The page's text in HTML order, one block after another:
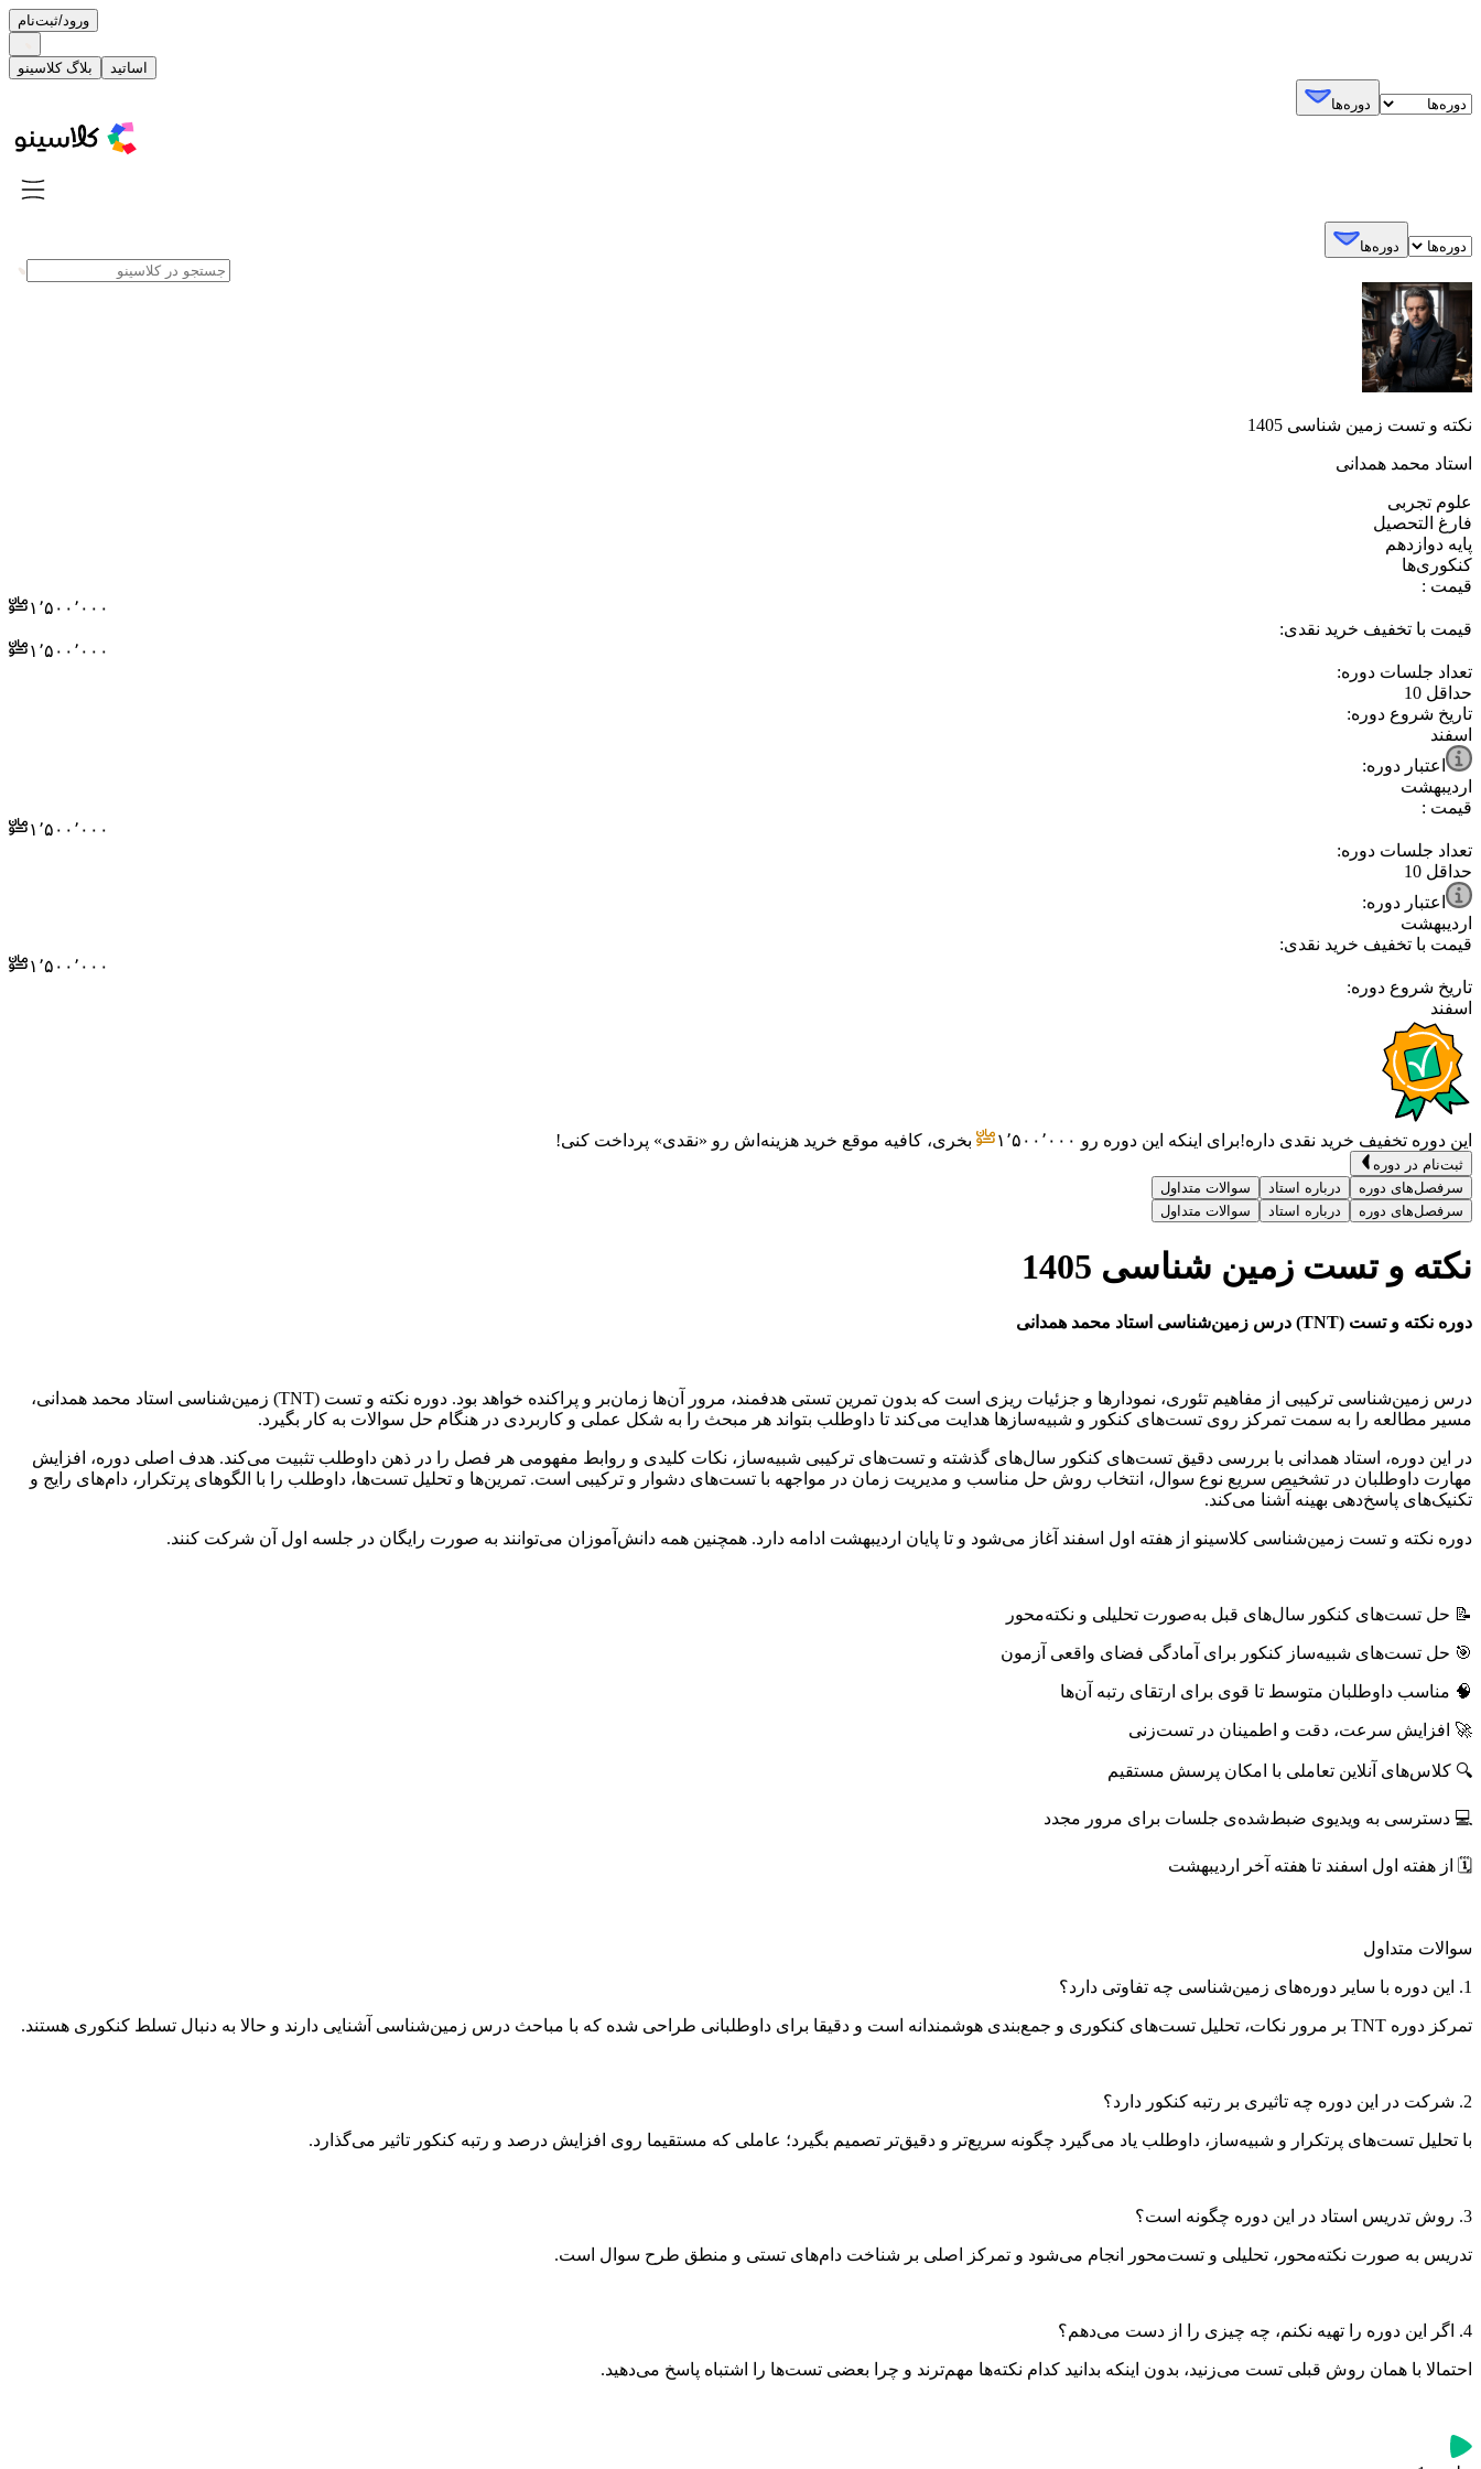
ورود/ثبت‌نام
بلاگ کلاسینو اساتید
دوره‌ها
دوره‌ها
نکته و تست زمین شناسی 1405
استاد محمد همدانی
⁧علوم تجربی⁩
⁧فارغ التحصیل⁩
⁧پایه دوازدهم⁩
⁧کنکوری‌ها⁩
قیمت :
۱٬۵۰۰٬۰۰۰
قیمت با تخفیف خرید نقدی:
۱٬۵۰۰٬۰۰۰
تعداد جلسات دوره:
حداقل 10
تاریخ شروع دوره:
اسفند
اعتبار دوره:
اردیبهشت
قیمت :
۱٬۵۰۰٬۰۰۰
تعداد جلسات دوره:
حداقل 10
اعتبار دوره:
اردیبهشت
قیمت با تخفیف خرید نقدی:
۱٬۵۰۰٬۰۰۰
تاریخ شروع دوره:
اسفند
این دوره تخفیف خرید نقدی داره!برای اینکه این دوره رو ۱٬۵۰۰٬۰۰۰ بخری، کافیه موقع خرید هزینه‌اش رو «نقدی» پرداخت کنی!
ثبت‌نام در دوره
سرفصل‌های دوره
درباره استاد
سوالات متداول
سرفصل‌های دوره
درباره استاد سوالات متداول
نکته و تست زمین شناسی 1405
دوره نکته و تست (TNT) درس زمین‌شناسی استاد محمد همدانی
درس زمین‌شناسی ترکیبی از مفاهیم تئوری، نمودارها و جزئیات ریزی است که بدون تمرین تستی هدفمند، مرور آن‌ها زمان‌بر و پراکنده خواهد بود. دوره نکته و تست (TNT) زمین‌شناسی استاد محمد همدانی،
مسیر مطالعه را به سمت تمرکز روی تست‌های کنکور و شبیه‌سازها هدایت می‌کند تا داوطلب بتواند هر مبحث را به شکل عملی و کاربردی در هنگام حل سوالات به کار بگیرد.
در این دوره، استاد همدانی با بررسی دقیق تست‌های کنکور سال‌های گذشته و تست‌های ترکیبی شبیه‌ساز، نکات کلیدی و روابط مفهومی هر فصل را در ذهن داوطلب تثبیت می‌کند. هدف اصلی دوره، افزایش
مهارت داوطلبان در تشخیص سریع نوع سوال، انتخاب روش حل مناسب و مدیریت زمان در مواجهه با تست‌های دشوار و ترکیبی است. تمرین‌ها و تحلیل تست‌ها، داوطلب را با الگوهای پرتکرار، دام‌های رایج و
تکنیک‌های پاسخ‌دهی بهینه آشنا می‌کند.
دوره نکته و تست زمین‌شناسی کلاسینو از هفته اول اسفند آغاز می‌شود و تا پایان اردیبهشت ادامه دارد. همچنین همه دانش‌آموزان می‌توانند به صورت رایگان در جلسه اول آن شرکت کنند.
📝 حل تست‌های کنکور سال‌های قبل به‌صورت تحلیلی و نکته‌محور
🎯 حل تست‌های شبیه‌ساز کنکور برای آمادگی فضای واقعی آزمون
🧠 مناسب داوطلبان متوسط تا قوی برای ارتقای رتبه‌ آن‌ها
🚀 افزایش سرعت، دقت و اطمینان در تست‌زنی
🔍 کلاس‌های آنلاین تعاملی با امکان پرسش مستقیم
💻 دسترسی به ویدیوی ضبط‌شده‌ی جلسات برای مرور مجدد
🗓 از هفته اول اسفند تا هفته آخر اردیبهشت
سوالات متداول
1. این دوره با سایر دوره‌های زمین‌شناسی چه تفاوتی دارد؟
تمرکز دوره TNT بر مرور نکات، تحلیل تست‌های کنکوری و جمع‌بندی هوشمندانه است و دقیقا برای داوطلبانی طراحی شده که با مباحث درس زمین‌شناسی آشنایی دارند و حالا به دنبال تسلط کنکوری هستند.
2. شرکت در این دوره چه تاثیری بر رتبه کنکور دارد؟
با تحلیل تست‌های پرتکرار و شبیه‌ساز، داوطلب یاد می‌گیرد چگونه سریع‌تر و دقیق‌تر تصمیم بگیرد؛ عاملی که مستقیما روی افزایش درصد و رتبه کنکور تاثیر می‌گذارد.
3. روش تدریس استاد در این دوره چگونه است؟
تدریس به‌ صورت نکته‌محور، تحلیلی و تست‌محور انجام می‌شود و تمرکز اصلی بر شناخت دام‌های تستی و منطق طرح سوال است.
4. اگر این دوره را تهیه نکنم، چه چیزی را از دست می‌دهم؟
احتمالا با همان روش قبلی تست می‌زنید، بدون اینکه بدانید کدام نکته‌ها مهم‌ترند و چرا بعضی تست‌ها را اشتباه پاسخ می‌دهید.